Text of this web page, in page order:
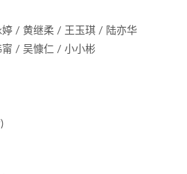
/ 黄继柔 / 王玉琪 / 陆亦华
/ 吴慷仁 / 小小彬